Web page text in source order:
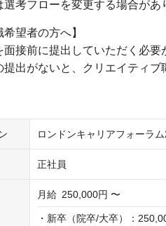
考フローを変更する場合があ
望者の方へ】
接前に提出していただく必要
出がないと、クリエイティブ
ロンドンキャリアフォーラ
正社員
月給 250,000円 〜
・新卒（院卒/大卒）：